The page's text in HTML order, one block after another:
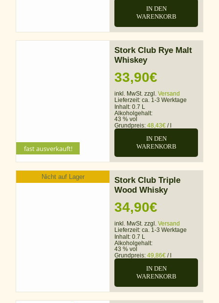
IN DEN
WARENKORB
fast ausverkauft!
Stork Club Rye Malt
Whiskey
33,90€
inkl. MwSt. zzgl. Versand
Lieferzeit: ca. 1-3 Werktage
Inhalt: 0.7 L
Alkoholgehalt:
43 % vol
Grundpreis: 48,43€ /
IN DEN
WARENKORB
Nicht auf Lager
Stork Club Triple
Wood Whisky
34,90€
inkl. MwSt. zzgl. Versand
Lieferzeit: ca. 1-3 Werktage
Inhalt: 0.7 L
Alkoholgehalt:
43 % vol
Grundpreis: 49,86€ /
IN DEN
WARENKORB